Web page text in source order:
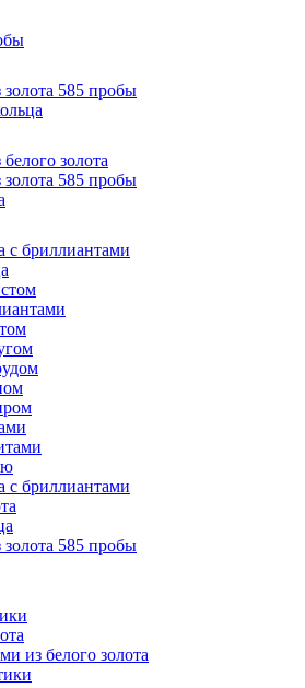
585 пробы
золота
585 пробы
с бриллиантами
с бриллиантами
585 пробы
из белого золота